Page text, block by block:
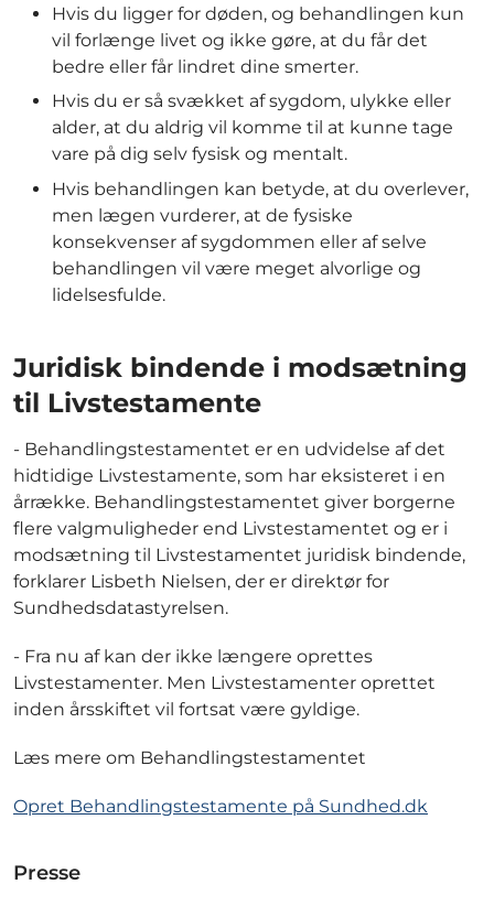
Hvis du ligger for døden, og behandlingen kun
vil forlænge livet og ikke gøre, at du får det
bedre eller får lindret dine smerter.
Hvis du er så svækket af sygdom, ulykke eller
alder, at du aldrig vil komme til at kunne tage
vare på dig selv fysisk og mentalt.
Hvis behandlingen kan betyde, at du overlever,
men lægen vurderer, at de fysiske
konsekvenser af sygdommen eller af selve
behandlingen vil være meget alvorlige og
lidelsesfulde.
Juridisk bindende i modsætning
til Livstestamente
- Behandlingstestamentet er en udvidelse af det
hidtidige Livstestamente, som har eksisteret i en
årrække. Behandlingstestamentet giver borgerne
flere valgmuligheder end Livstestamentet og er i
modsætning til Livstestamentet juridisk bindende,
forklarer Lisbeth Nielsen, der er direktør for
Sundhedsdatastyrelsen.
- Fra nu af kan der ikke længere oprettes
Livstestamenter. Men Livstestamenter oprettet
inden årsskiftet vil fortsat være gyldige.
Læs mere om Behandlingstestamentet
Opret Behandlingstestamente på Sundhed.dk
Presse